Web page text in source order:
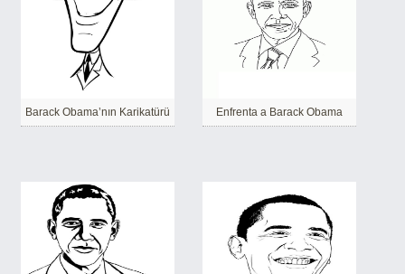
Barack Obama’nın Karikatürü Enfrenta a Barack Obama